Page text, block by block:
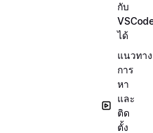
กับ
ได้
แนวทาง
การ
หา
และ
ติด
ตั้ง